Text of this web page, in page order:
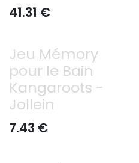
41.31 €
Jeu Mémory
pour le Bain
Kangaroots -
Jollein
7.43 €